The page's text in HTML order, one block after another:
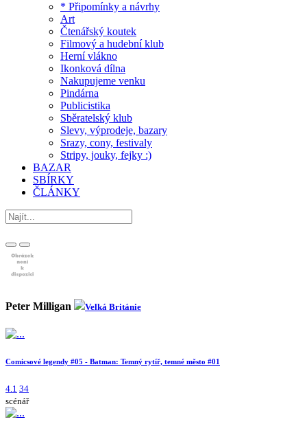
* Připomínky a návrhy
Art
Čtenářský koutek
Filmový a hudební klub
Herní vlákno
Ikonková dílna
Nakupujeme venku
Pindárna
Publicistika
Sběratelský klub
Slevy, výprodeje, bazary
Srazy, cony, festivaly
Stripy, jouky, fejky :)
BAZAR
SBÍRKY
ČLÁNKY
Peter Milligan Velká Británie
Comicsové legendy #05 - Batman: Temný rytíř, temné město #01
4.1 34
scénář